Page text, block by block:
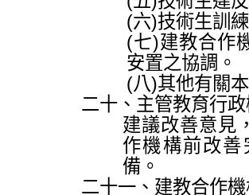
(六)技術生訓
(七)建教合作
安置之協調。
(八)其他有關
二十、主管教育行
建議改善意見
作機構前改
備。
二十一、建教合作